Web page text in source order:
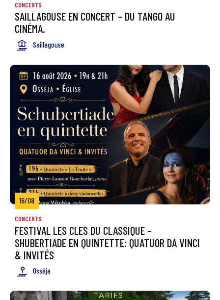
CONCERTS
SAILLAGOUSE EN CONCERT – DU TANGO AU
CINÉMA.
Saillagouse
16/08
CONCERTS
FESTIVAL LES CLES DU CLASSIQUE –
SHUBERTIADE EN QUINTETTE: QUATUOR DA VINCI
& INVITÉS
Osséja